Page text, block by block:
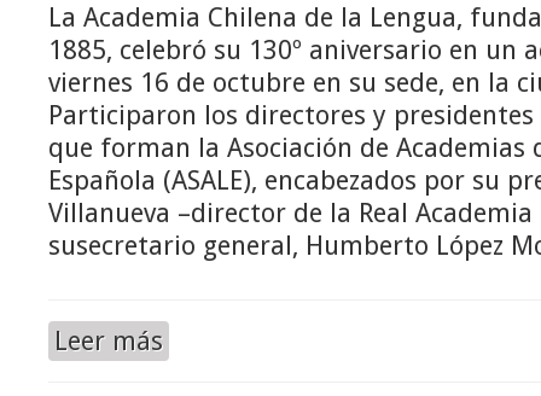
La Academia Chilena de la Lengua,
1885, celebró su 130º aniversario en un
viernes 16 de octubre en su sede, en la
Participaron los directores y
que forman la Asociación de Academias
Española (ASALE), encabezados por su
Villanueva –director de la Real Academia
susecretario general, Humberto López
Leer más